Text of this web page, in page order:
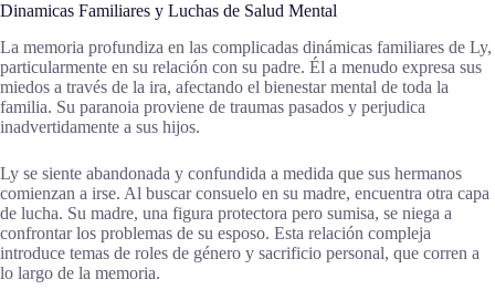
Dinamicas Familiares y Luchas de Salud Mental
La memoria profundiza en las complicadas dinámicas familiares de Ly,
particularmente en su relación con su padre. Él a menudo expresa sus
miedos a través de la ira, afectando el bienestar mental de toda la
familia. Su paranoia proviene de traumas pasados y perjudica
inadvertidamente a sus hijos.
Ly se siente abandonada y confundida a medida que sus hermanos
comienzan a irse. Al buscar consuelo en su madre, encuentra otra capa
de lucha. Su madre, una figura protectora pero sumisa, se niega a
confrontar los problemas de su esposo. Esta relación compleja
introduce temas de roles de género y sacrificio personal, que corren a
lo largo de la memoria.